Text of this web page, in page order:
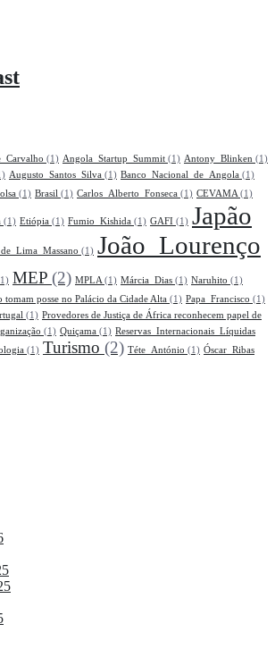
(1) Angola_Startup_Summit (1) Antony_Blinken (1)
Augusto_Santos_Silva (1) Banco_Nacional_de_Angola (1)
(1) Brasil (1) Carlos_Alberto_Fonseca (1) CEVAMA (1)
(1) Etiópia (1) Fumio_Kishida (1) GAFI (1) Japão
(1) João_Lourenço
MEP (2) MPLA (1) Márcia_Dias (1) Naruhito (1)
posse no Palácio da Cidade Alta (1) Papa_Francisco (1)
(1) Provedores de Justiça de África reconhecem papel de
(1) Quiçama (1) Reservas_Internacionais_Líquidas
(1) Turismo (2) Téte_António (1) Óscar_Ribas